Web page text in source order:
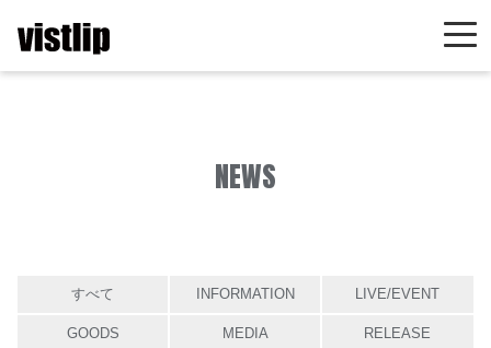
NEWS
すべて INFORMATION LIVE/EVENT
GOODS MEDIA RELEASE